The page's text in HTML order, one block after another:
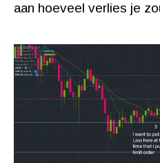
aan hoeveel verlies je